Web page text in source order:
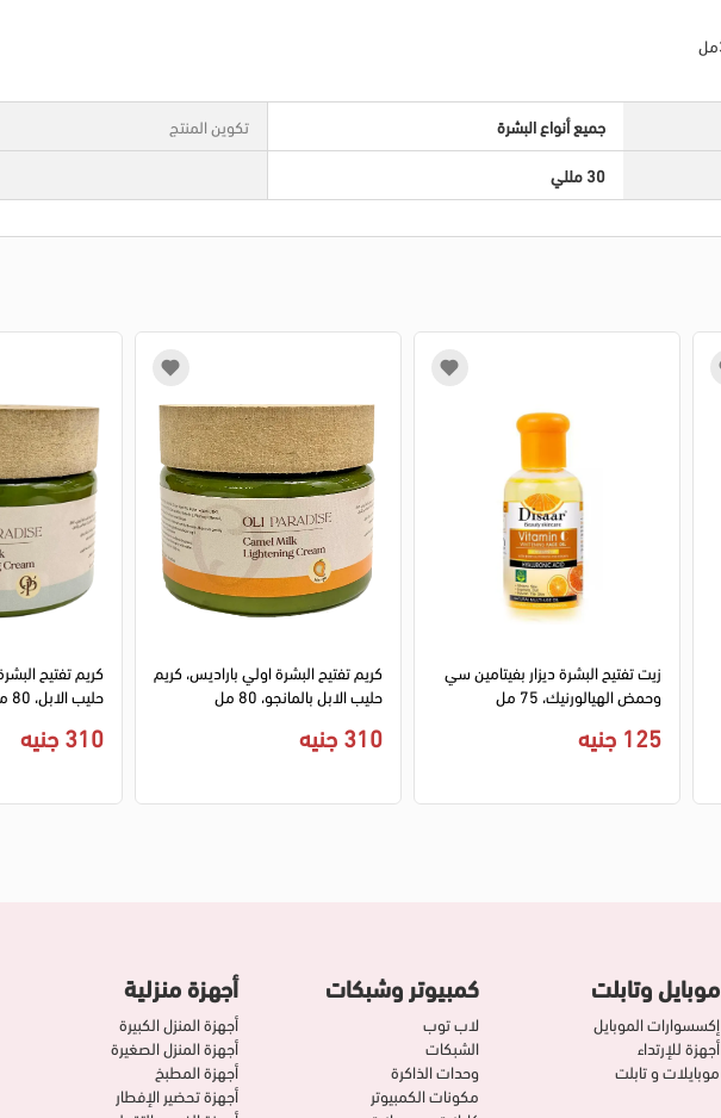
جميع أنواع البشرة
تكوين المنتج
30 مللي
كريم تفتيح
حليب الابل، 80 مل
310 جنيه
كريم تفتيح البشرة اولي باراديس، كريم
حليب الابل بالمانجو، 80 مل
310 جنيه
زيت تفتيح البشرة ديزار بفيتامين سي
وحمض الهيالورنيك، 75 مل
125 جنيه
موبايل وتابلت
إكسسوارات الموبايل
أجهزة للإرتداء
موبايلات و تابلت
كمبيوتر وشبكات
لاب توب
الشبكات
وحدات الذاكرة
مكونات الكمبيوتر
أجهزة منزلية
أجهزة المنزل الكبيرة
أجهزة المنزل الصغيرة
أجهزة المطبخ
أجهزة تحضير الإفطار